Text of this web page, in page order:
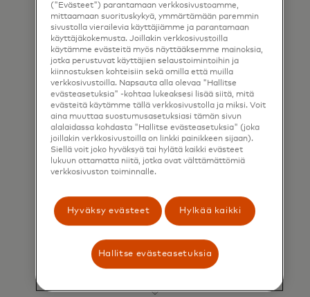
BIN-sponsorien kanssa. Näin voimme auttaa
lanseeraamaan haluamasi korttiohjelman.
Korttisuunnittelu
Meillä on asiantuntevat korttisuunnittelu­
oikean ilmeen asiakkaillesi
("Evästeet") parantamaan verkkosivustoamme,
mittaamaan suorituskykyä, ymmärtämään paremmin
sivustolla vierailevia käyttäjiämme ja parantamaan
käyttäjäkokemusta. Joillakin verkkosivustoilla
käytämme evästeitä myös näyttääksemme mainoksia,
jotka perustuvat käyttäjien selaustoimintoihin ja
kiinnostuksen kohteisiin sekä omilla että muilla
verkkosivustoilla. Napsauta alla olevaa "Hallitse
evästeasetuksia" -kohtaa lukeaksesi lisää siitä, mitä
evästeitä käytämme tällä verkkosivustolla ja miksi. Voit
aina muuttaa suostumusasetuksiasi tämän sivun
alalaidassa kohdasta "Hallitse evästeasetuksia" (joka
joillakin verkkosivustoilla on linkki painikkeen sijaan).
Siellä voit joko hyväksyä tai hylätä kaikki evästeet
lukuun ottamatta niitä, jotka ovat välttämättömiä
verkkosivuston toiminnalle.
Hyväksy evästeet Hylkää kaikki
Hallitse evästeasetuksia